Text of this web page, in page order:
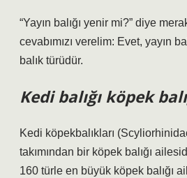
“Yayın balığı yenir mi?” diye
cevabımızı verelim: Evet, yayın
balık türüdür.
Kedi balığı köpek
Kedi köpekbalıkları
takımından bir köpek balığı
160 türle en büyük köpek balığı